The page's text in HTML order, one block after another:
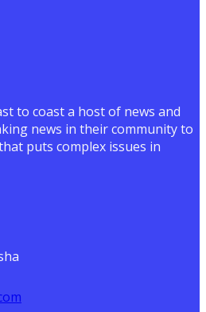
to coast a host of news and
news in their community to
puts complex issues in